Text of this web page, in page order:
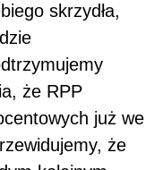
skrzydła,
że RPP
już we
że